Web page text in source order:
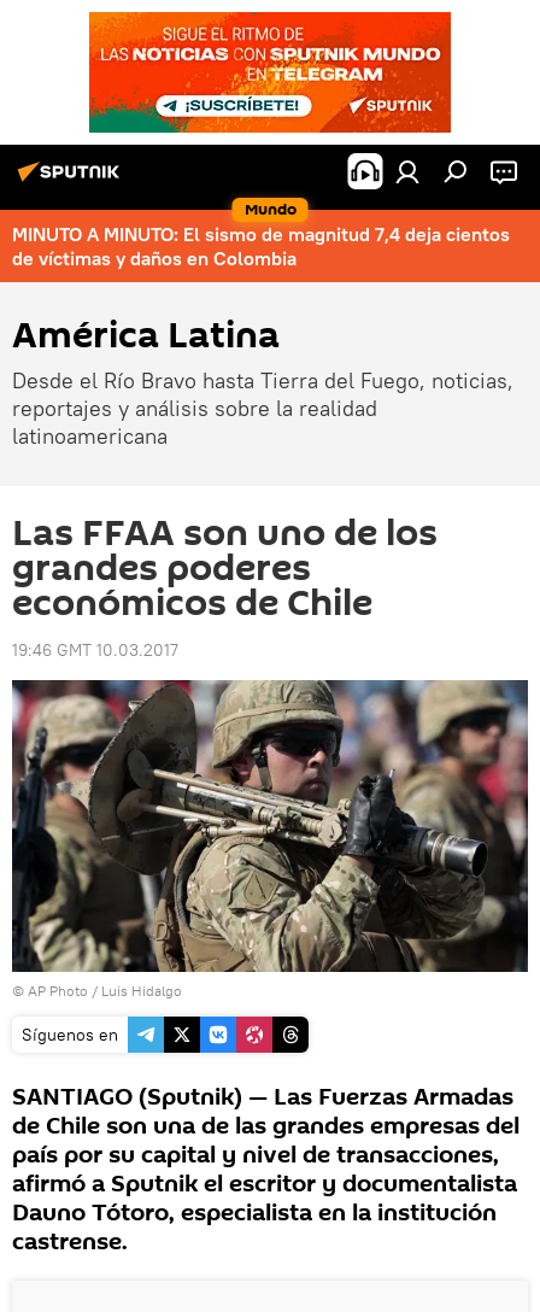
Mundo
MINUTO A MINUTO: El sismo de magnitud 7,4 deja cientos
de víctimas y daños en Colombia
América Latina
Desde el Río Bravo hasta Tierra del Fuego, noticias,
reportajes y análisis sobre la realidad
latinoamericana
Las FFAA son uno de los
grandes poderes
económicos de Chile
19:46 GMT 10.03.2017
© AP Photo / Luis Hidalgo
Síguenos en
SANTIAGO (Sputnik) — Las Fuerzas Armadas
de Chile son una de las grandes empresas del
país por su capital y nivel de transacciones,
afirmó a Sputnik el escritor y documentalista
Dauno Tótoro, especialista en la institución
castrense.